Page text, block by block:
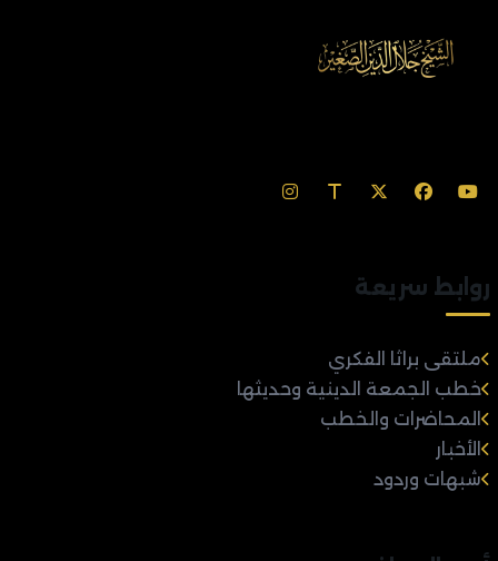
روابط سريعة
ملتقى براثا الفكري
خطب الجمعة الدينية وحديثها
المحاضرات والخطب
الأخبار
شبهات وردود